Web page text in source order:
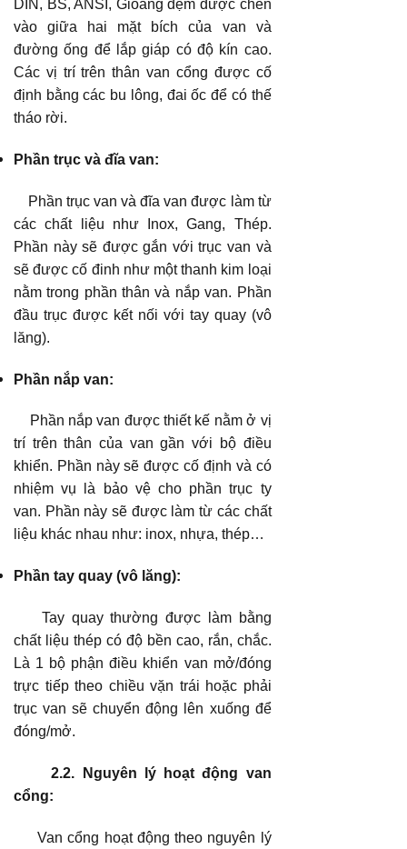
DIN, BS, ANSI, Gioăng đệm được chèn
vào giữa hai mặt bích của van và
đường ống để lắp giáp có độ kín cao.
Các vị trí trên thân van cổng được cố
định bằng các bu lông, đai ốc để có thế
tháo rời.
Phần trục và đĩa van:
Phần trục van và đĩa van được làm từ
các chất liệu như Inox, Gang, Thép.
Phần này sẽ được gắn với trục van và
sẽ được cố đinh như một thanh kim loại
nằm trong phần thân và nắp van. Phần
đầu trục được kết nối với tay quay (vô
lăng).
Phần nắp van:
Phần nắp van được thiết kế nằm ở vị
trí trên thân của van gần với bộ điều
khiển. Phần này sẽ được cố định và có
nhiệm vụ là bảo vệ cho phần trục ty
van. Phần này sẽ được làm từ các chất
liệu khác nhau như: inox, nhựa, thép…
Phần tay quay (vô lăng):
Tay quay thường được làm bằng
chất liệu thép có độ bền cao, rắn, chắc.
Là 1 bộ phận điều khiển van mở/đóng
trực tiếp theo chiều vặn trái hoặc phải
trục van sẽ chuyển động lên xuống để
đóng/mở.
2.2. Nguyên lý hoạt động van
cổng:
Van cổng hoạt động theo nguyên lý